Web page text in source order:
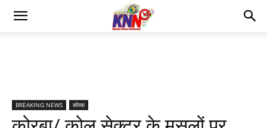
BREAKING NEWS कोरबा